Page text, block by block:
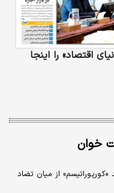
اقتصاد» را اینجا
خوان
«کورپوراتیسم» از میان تضاد